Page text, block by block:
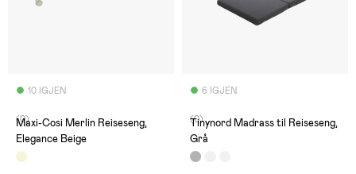
10 IGJEN
(0)
Maxi-Cosi Merlin Reiseseng,
Elegance Beige
6 IGJEN
(0)
Tinynord Madrass til Reiseseng,
Grå